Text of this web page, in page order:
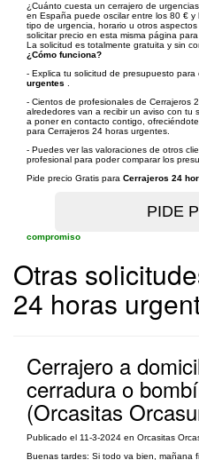
¿Cuánto cuesta un cerrajero de
en España puede oscilar entre los 80 €
tipo de urgencia, horario u otros
solicitar precio en esta misma página
La solicitud es totalmente gratuita y sin
¿Cómo funciona?
- Explica tu solicitud de presupuesto para
urgentes
- Cientos de profesionales de Cerrajeros
alrededores van a recibir un aviso con tu
a poner en contacto contigo,
para Cerrajeros 24 horas urgentes.
- Puedes ver las valoraciones de otros
profesional para poder comparar los
Pide precio Gratis para Cerrajeros 24
compromiso
Otras
24 horas
Cerrajero a
cerradura o
(Orcasitas
Publicado el 11-3-2024 en Orcasitas
Buenas tardes: Si todo va bien, mañana